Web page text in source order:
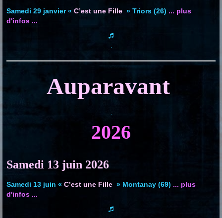
Samedi 29 janvier « C’est une Fille » Triors (26) ... plus
d'infos ...
.
Auparavant
.
2026
Samedi 13 juin 2026
Samedi 13 juin « C’est une Fille » Montanay (69) ... plus
d'infos ...